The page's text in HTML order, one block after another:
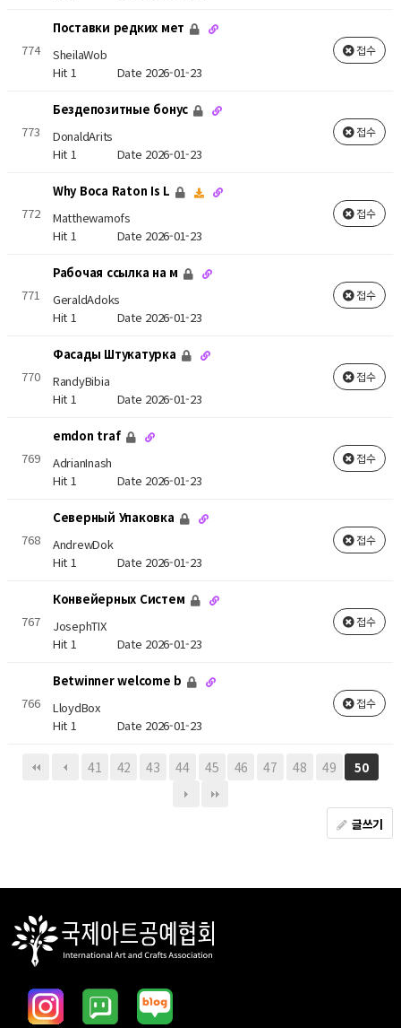
774
Поставки редких мет
SheilaWob
Hit 1 Date 2026-01-23
접수
773
Бездепозитные бонус
DonaldArits
Hit 1 Date 2026-01-23
접수
772
Why Boca Raton Is L
Matthewamofs
Hit 1 Date 2026-01-23
접수
771
Рабочая ссылка на м
GeraldAdoks
Hit 1 Date 2026-01-23
접수
770
Фасады Штукатурка
RandyBibia
Hit 1 Date 2026-01-23
접수
769
emdon traf
AdrianInash
Hit 1 Date 2026-01-23
접수
768
Северный Упаковка
AndrewDok
Hit 1 Date 2026-01-23
접수
767
Конвейерных Систем
JosephTIX
Hit 1 Date 2026-01-23
접수
766
Betwinner welcome b
LloydBox
Hit 1 Date 2026-01-23
접수
41 42 43 44 45 46 47 48 49 50
글쓰기